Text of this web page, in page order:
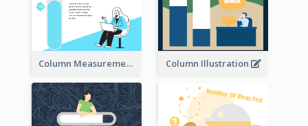
Column Measurement clipart Column Illustration